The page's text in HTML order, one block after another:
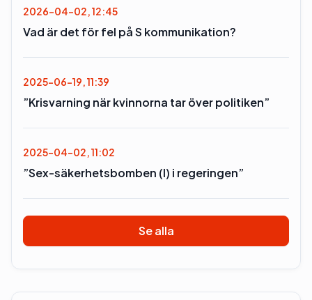
2026-04-02, 12:45
Vad är det för fel på S kommunikation?
2025-06-19, 11:39
”Krisvarning när kvinnorna tar över politiken”
2025-04-02, 11:02
”Sex-säkerhetsbomben (l) i regeringen”
Se alla